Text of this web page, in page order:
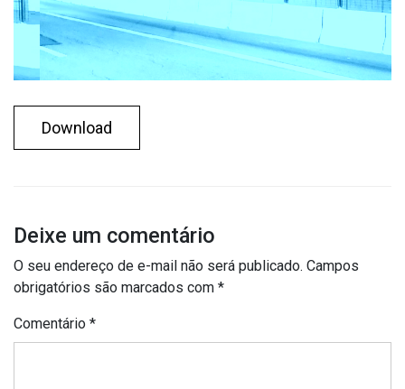
Download
Deixe um comentário
O seu endereço de e-mail não será publicado. Campos
obrigatórios são marcados com *
Comentário *